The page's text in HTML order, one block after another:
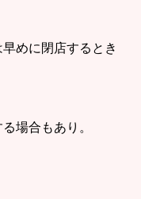
めに閉店するとき
場合もあり。